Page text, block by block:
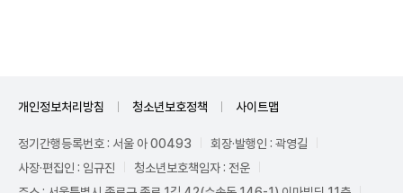
개인정보처리방침 청소년보호정책 사이트맵
정기간행등록번호 : 서울 아 00493
회장·발행인 : 곽영길
사장·편집인 : 임규진
청소년보호책임자 : 전운